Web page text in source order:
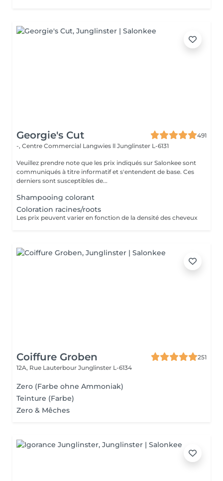
Georgie's Cut
491
-, Centre Commercial Langwies ll Junglinster L-6131
Veuillez prendre note que les prix indiqués sur Salonkee sont
communiqués à titre informatif et s'entendent de base. Ces
derniers sont susceptibles de...
Shampooing colorant
Coloration racines/roots
Les prix peuvent varier en fonction de la densité des cheveux
Coiffure Groben
251
12A, Rue Lauterbour Junglinster L-6134
Zero (Farbe ohne Ammoniak)
Teinture (Farbe)
Zero & Mêches